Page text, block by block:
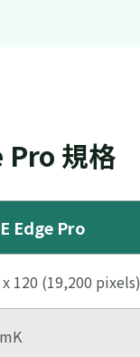
Pro 規格
Edge Pro
120 (19,200 pixels)